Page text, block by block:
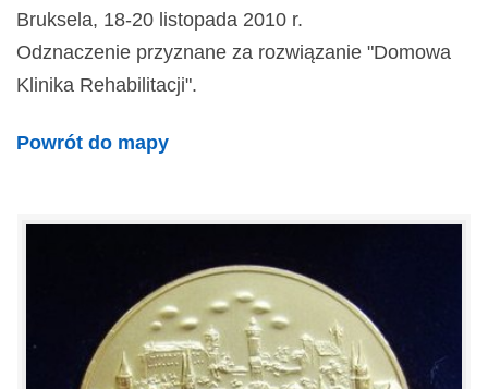
Bruksela, 18-20 listopada 2010 r.
Odznaczenie przyznane za rozwiązanie "Domowa
Klinika Rehabilitacji".
Powrót do mapy